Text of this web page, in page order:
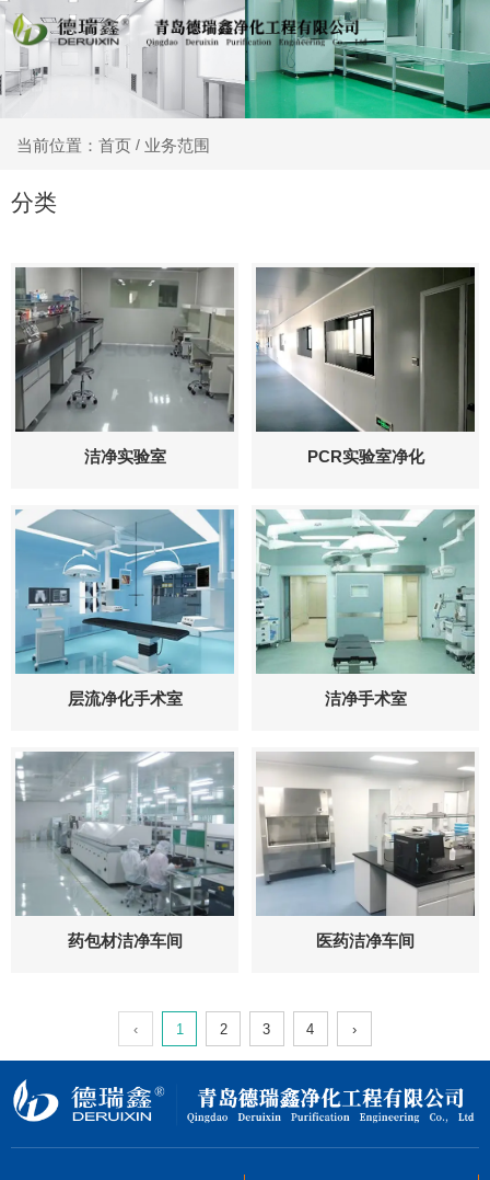
当前位置：首页 / 业务范围
分类
洁净实验室 PCR实验室净化
层流净化手术室 洁净手术室
药包材洁净车间 医药洁净车间
‹ 1 2 3 4 ›